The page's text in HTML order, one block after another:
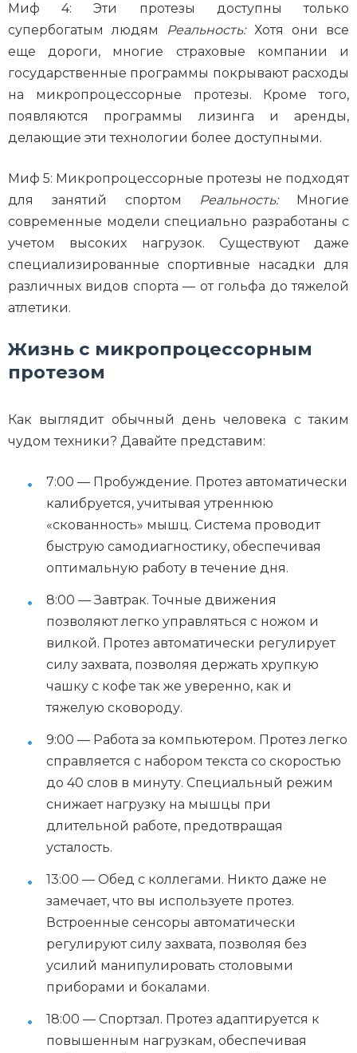
Миф 4: Эти протезы доступны только
супербогатым людям Реальность:Хотя они все
еще дороги, многие страховые компании и
государственные программы покрывают расходы
на микропроцессорные протезы. Кроме того,
появляются программы лизинга и аренды,
делающие эти технологии более доступными.
Миф 5: Микропроцессорные протезы не подходят
для занятий спортом Реальность:Многие
современные модели специально разработаны с
учетом высоких нагрузок. Существуют даже
специализированные спортивные насадки для
различных видов спорта — от гольфа до тяжелой
атлетики.
Жизнь с микропроцессорным
протезом
Как выглядит обычный день человека с таким
чудом техники? Давайте представим:
7:00 — Пробуждение. Протез автоматически
калибруется, учитывая утреннюю
«скованность» мышц. Система проводит
быструю самодиагностику, обеспечивая
оптимальную работу в течение дня.
8:00 — Завтрак. Точные движения
позволяют легко управляться с ножом и
вилкой. Протез автоматически регулирует
силу захвата, позволяя держать хрупкую
чашку с кофе так же уверенно, как и
тяжелую сковороду.
9:00 — Работа за компьютером. Протез легко
справляется с набором текста со скоростью
до 40 слов в минуту. Специальный режим
снижает нагрузку на мышцы при
длительной работе, предотвращая
усталость.
13:00 — Обед с коллегами. Никто даже не
замечает, что вы используете протез.
Встроенные сенсоры автоматически
регулируют силу захвата, позволяя без
усилий манипулировать столовыми
приборами и бокалами.
18:00 — Спортзал. Протез адаптируется к
повышенным нагрузкам, обеспечивая